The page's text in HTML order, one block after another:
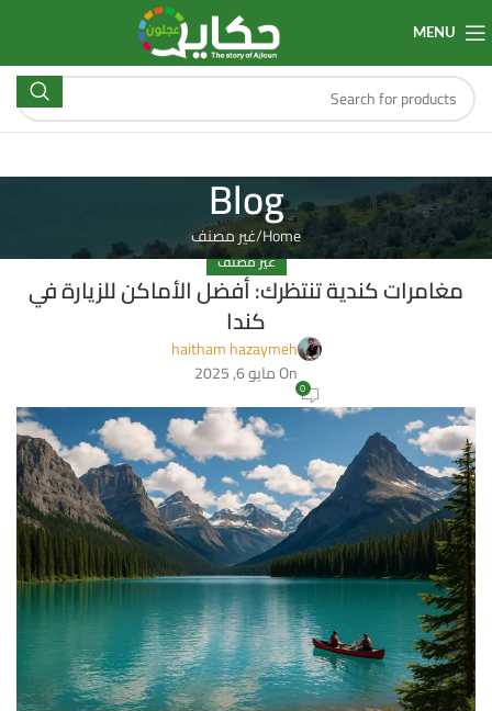
MENU
BlogHome غير مصنف
غير مصنف
مغامرات كندية تنتظرك: أفضل الأماكن للزيارة في
كندا
haitham hazaymeh
On مايو 6, 2025
0